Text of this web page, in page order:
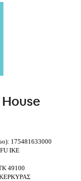
175481633000
IKE
49100